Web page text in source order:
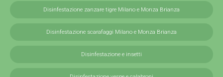
Disinfestazione zanzare tigre Milano e Monza Brianza
Disinfestazione scarafaggi Milano e Monza Brianza
Disinfestazione e insetti